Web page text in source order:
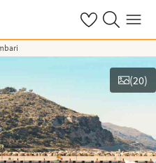
Se dinaSök på ving.se
Meny
(20)